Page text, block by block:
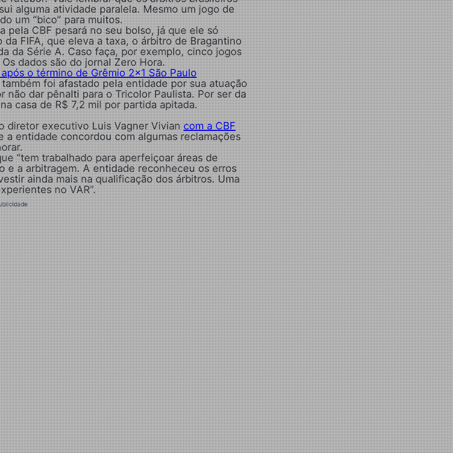
alguma atividade paralela. Mesmo um jogo de
um “bico” para muitos.
pela CBF pesará no seu bolso, já que ele só
FIFA, que eleva a taxa, o árbitro de Bragantino
da Série A. Caso faça, por exemplo, cinco jogos
dados são do jornal Zero Hora.
o término de Grêmio 2×1 São Paulo
foi afastado pela entidade por sua atuação
não dar pênalti para o Tricolor Paulista. Por ser da
casa de R$ 7,2 mil por partida apitada.
diretor executivo Luis Vagner Viviancom a CBF
entidade concordou com algumas reclamações
“tem trabalhado para aperfeiçoar áreas de
a arbitragem. A entidade reconheceu os erros
ainda mais na qualificação dos árbitros. Uma
no VAR”.